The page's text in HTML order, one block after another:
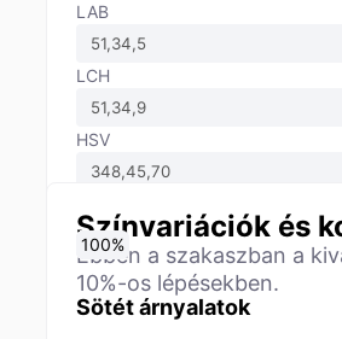
LAB
LCH
HSV
Színvariációk és
Ebben a szakaszban a
10%-os lépésekben.
Sötét árnyalatok
0%
10%
20%
30%
40%
50%
60%
70%
80%
90%
100%